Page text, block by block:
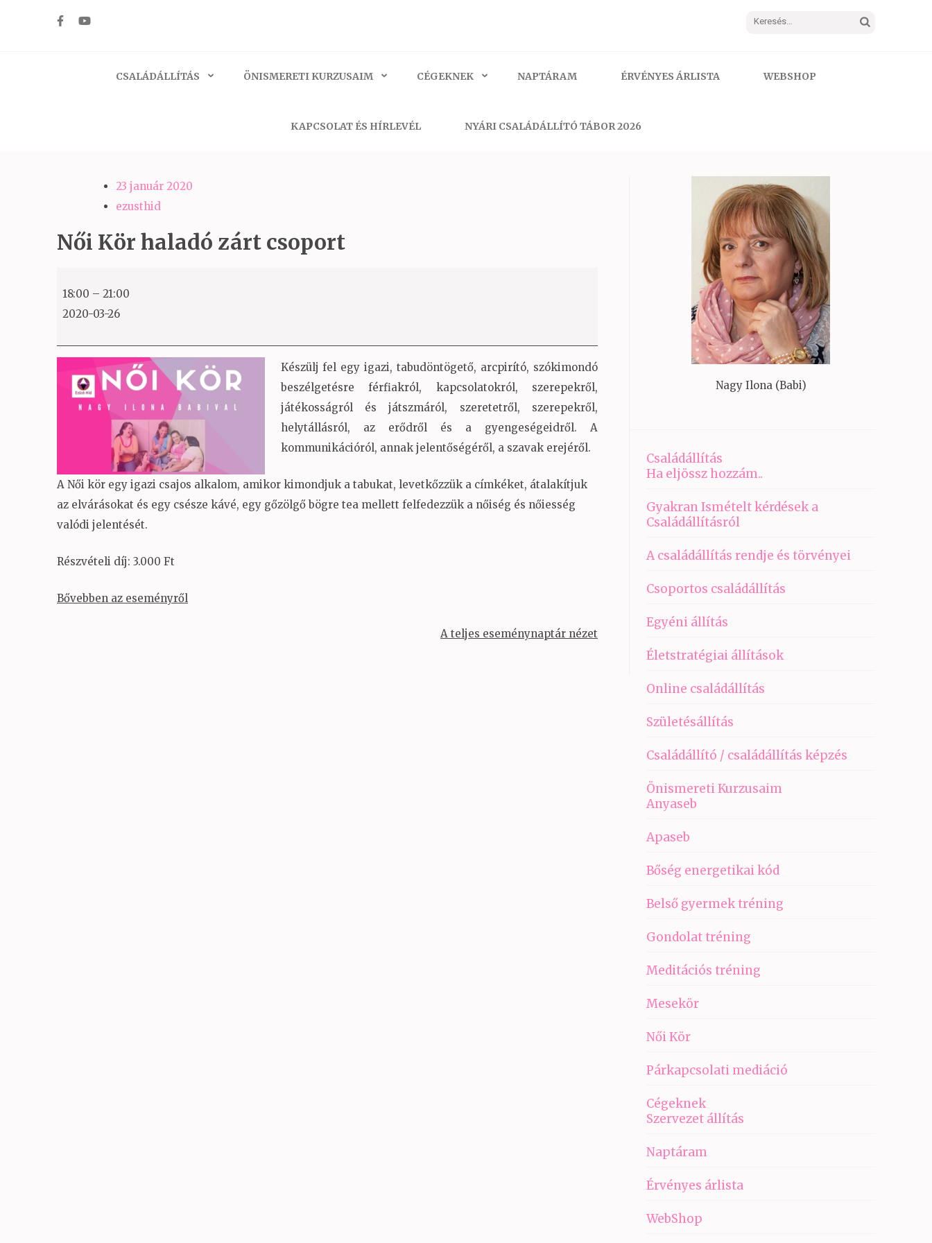
Keresés:
CSALÁDÁLLÍTÁS ÖNISMERETI KURZUSAIM CÉGEKNEK NAPTÁRAM ÉRVÉNYES ÁRLISTA WEBSHOP
KAPCSOLAT ÉS HÍRLEVÉL NYÁRI CSALÁDÁLLÍTÓ TÁBOR 2026
23 január 2020
ezusthid
Női Kör haladó zárt csoport
Kör
haladó
csoport
18:00 – 21:00
2020-03-26
Készülj fel egy igazi, tabudöntögető, arcpirító, szókimondó
beszélgetésre férfiakról, kapcsolatokról, szerepekről,
játékosságról és játszmáról, szeretetről, szerepekről,
helytállásról, az erődről és a gyengeségeidről. A
kommunikációról, annak jelentőségéről, a szavak erejéről.
A Női kör egy igazi csajos alkalom, amikor kimondjuk a tabukat, levetkőzzük a címkéket, átalakítjuk
az elvárásokat és egy csésze kávé, egy gőzölgő bögre tea mellett felfedezzük a nőiség és nőiesség
valódi jelentését.
Részvételi díj: 3.000 Ft
Bővebben az eseményről
A teljes eseménynaptár nézet
Nagy Ilona (Babi)
Családállítás
Ha eljössz hozzám..
Gyakran Ismételt kérdések a
Családállításról
A családállítás rendje és törvényei
Csoportos családállítás
Egyéni állítás
Életstratégiai állítások
Online családállítás
Születésállítás
Családállító / családállítás képzés
Önismereti Kurzusaim
Anyaseb
Apaseb
Bőség energetikai kód
Belső gyermek tréning
Gondolat tréning
Meditációs tréning
Mesekör
Női Kör
Párkapcsolati mediáció
Cégeknek
Szervezet állítás
Naptáram
Érvényes árlista
WebShop